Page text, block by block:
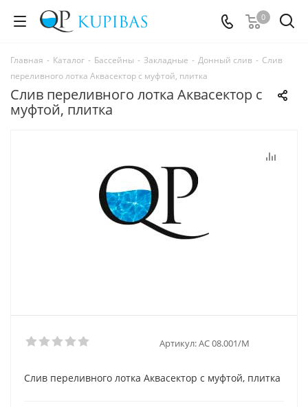
0
Главная - Каталог - Бассейны - Закладные - Донный слив - Слив
переливного лотка Аквасектор с муфтой, плитка
Слив переливного лотка Аквасектор с
муфтой, плитка
Артикул:АС 08.001/М
Слив переливного лотка Аквасектор с муфтой, плитка